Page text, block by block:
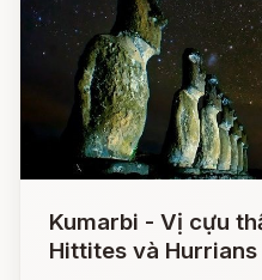
Kumarbi - Vị cựu
Hittites và Hurrians